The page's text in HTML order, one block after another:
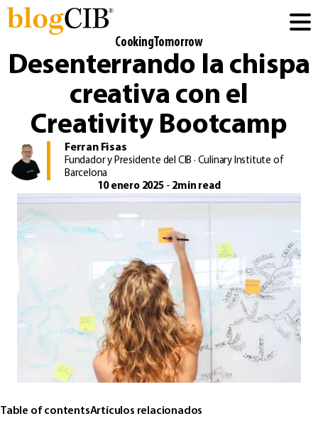
CookingTomorrow
Desenterrando la chispa
creativa con el
Creativity Bootcamp
Ferran Fisas
Fundador y Presidente del CIB · Culinary Institute of
Barcelona
10 enero 2025 - 2min read
Table of contentsArtículos relacionados